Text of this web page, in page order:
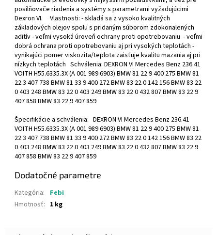
posilňovače riadenia a systémy s parametrami vyžadujúcimi
Dexron VI. Vlastnosti: - skladá sa z vysoko kvalitných
základových olejov spolu s pridaným súborom zdokonalených
aditív - veľmi vysoká úroveň ochrany proti opotrebovaniu - veľmi
dobrá ochrana proti opotrebovaniu aj pri vysokých teplotách -
vynikajúci pomer viskozita/teplota zaisťuje kvalitu mazania aj pri
nízkych teplotách Schválenia: DEXRON VI Mercedes Benz 236.41
VOITH H55.6335.3X (A 001 989 6903) BMW 81 22 9 400 275 BMW 81
22 3 407 738 BMW 81 33 9 400 272 BMW 83 22 0 142 156 BMW 83 22
0 403 248 BMW 83 22 0 403 249 BMW 83 22 0 432 807 BMW 83 22 9
407 858 BMW 83 22 9 407 859
Špecifikácie a schválenia: DEXRON VI Mercedes Benz 236.41
VOITH H55.6335.3X (A 001 989 6903) BMW 81 22 9 400 275 BMW 81
22 3 407 738 BMW 81 33 9 400 272 BMW 83 22 0 142 156 BMW 83 22
0 403 248 BMW 83 22 0 403 249 BMW 83 22 0 432 807 BMW 83 22 9
407 858 BMW 83 22 9 407 859
Dodatočné parametre
Kategória:
Febi
Hmotnosť: 1 kg